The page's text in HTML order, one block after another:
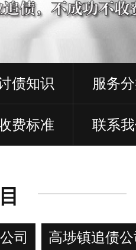
债知识 服务
费标准 联系
司 高埗镇追债公